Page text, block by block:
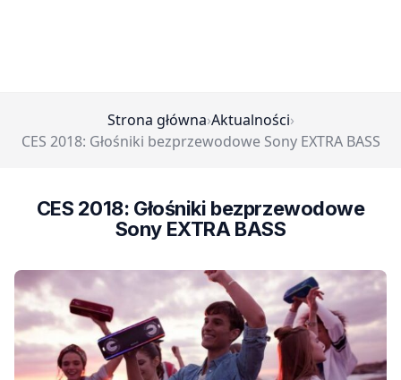
Strona główna›Aktualności›
CES 2018: Głośniki bezprzewodowe Sony EXTRA BASS
CES 2018: Głośniki bezprzewodowe
Sony EXTRA BASS